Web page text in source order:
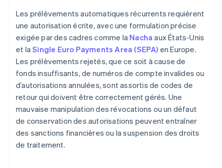
Les prélèvements automatiques récurrents requièrent
une autorisation écrite, avec une formulation précise
exigée par des cadres comme la Nacha aux États-Unis
et laSingle Euro Payments Area (SEPA) en Europe.
Les prélèvements rejetés, que ce soit à cause de
fonds insuffisants, de numéros de compte invalides ou
d’autorisations annulées, sont assortis de codes de
retour qui doivent être correctement gérés. Une
mauvaise manipulation des révocations ou un défaut
de conservation des autorisations peuvent entraîner
des sanctions financières ou la suspension des droits
de traitement.